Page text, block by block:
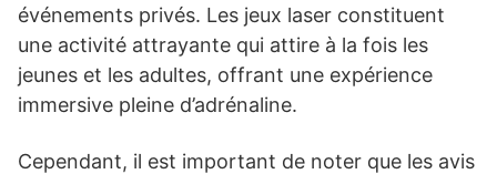
événements privés. Les jeux laser constituent
une activité attrayante qui attire à la fois les
jeunes et les adultes, offrant une expérience
immersive pleine d’adrénaline.
Cependant, il est important de noter que les avis